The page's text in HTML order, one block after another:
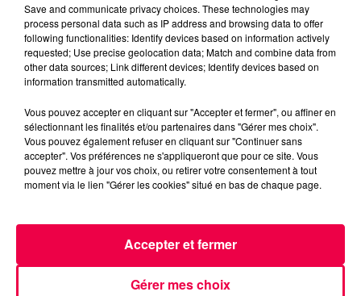
5 août 2026
Des assiettes Linvosges rappelées pour
Du plomb a été détecté dans deux assiettes en
céramique vendues entre 2020 et 2022 par Linvosges.
Save and communicate privacy choices. These technologies may
process personal data such as IP address and browsing data to offer
following functionalities: Identify devices based on information actively
requested; Use precise geolocation data; Match and combine data from
other data sources; Link different devices; Identify devices based on
information transmitted automatically.
Vous pouvez accepter en cliquant sur "Accepter et fermer", ou affiner en
sélectionnant les finalités et/ou partenaires dans "Gérer mes choix".
Vous pouvez également refuser en cliquant sur "Continuer sans
accepter". Vos préférences ne s'appliqueront que pour ce site. Vous
pouvez mettre à jour vos choix, ou retirer votre consentement à tout
moment via le lien "Gérer les cookies" situé en bas de chaque page.
Gérer mes choix
Accepter et fermer